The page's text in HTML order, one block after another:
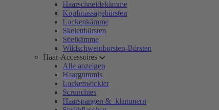
Haarschneidekämme
Kopfmassagebürsten
Lockenkämme
Skelettbürsten
Stielkämme
Wildschweinborsten-Bürsten
Haar-Accessoires
Alle anzeigen
Haargummis
Lockenwickler
Scrunchies
Haarspangen & -klammern